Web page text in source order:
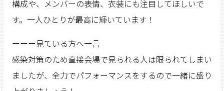
構成や、メンバーの表情、衣装にも注目してほしいで
す。一人ひとりが最高に輝いています！
ーーー見ている方へ一言
感染対策のため直接会場で見られる人は限られてしまい
ましたが、全力でパフォーマンスをするので一緒に盛り